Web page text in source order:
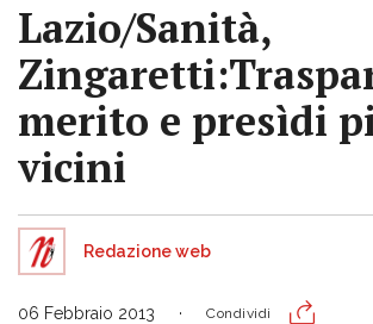
Lazio/Sanità,
merito e presìdi
vicini
Redazione web
06 Febbraio 2013 Condividi